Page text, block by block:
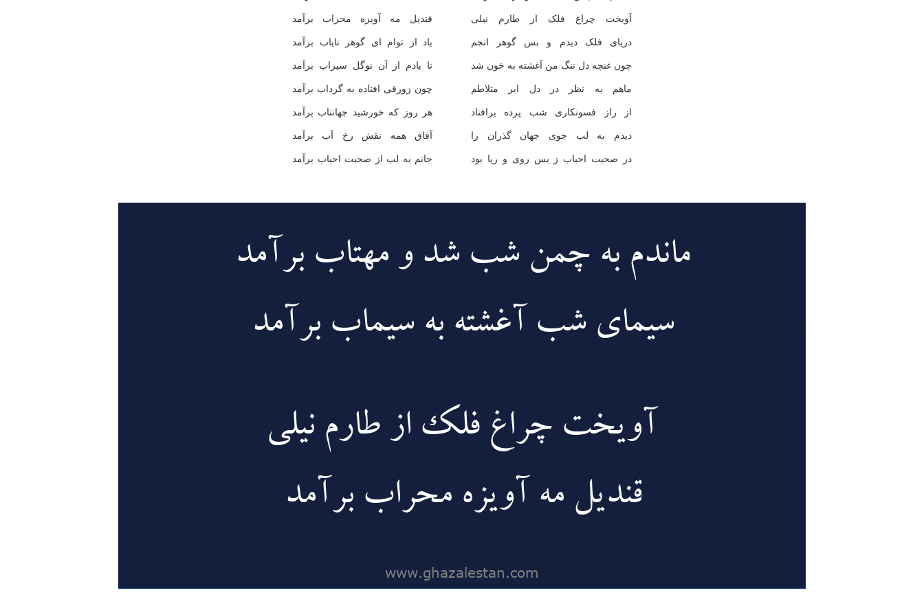
آويخت چراغ فلک از طارم نيلى قنديل مه آويزه محراب برآمد
درياى فلک ديدم و بس گوهر انجم ياد از توام اى گوهر ناياب برآمد
چون غنچه دل تنگ من آغشته به خون شد تا يادم از آن نوگل سيراب برآمد
ماهم به نظر در دل ابر متلاطم چون زورقى افتاده به گرداب برآمد
از راز فسونکارى شب پرده برافتاد هر روز که خورشيد جهانتاب برآمد
ديدم به لب جوى جهان گذران را آفاق همه نقش رخ آب برآمد
در صحبت احباب ز بس روى و ريا بود جانم به لب از صحبت احباب برآمد